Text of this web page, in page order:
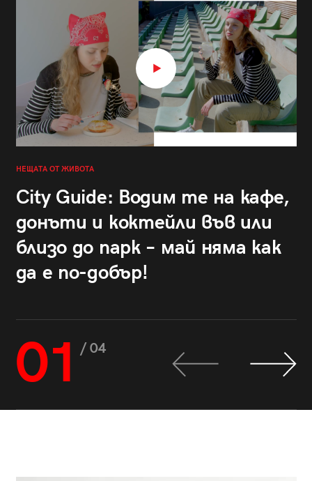
НЕЩАТА ОТ ЖИВОТА
City Guide: Водим те на кафе,
донъти и коктейли във или
близо до парк – май няма как
да е по-добър!
01 / 04